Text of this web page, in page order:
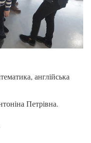
англійська
Петрівна.